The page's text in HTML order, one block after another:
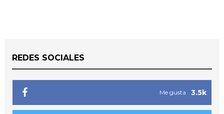
REDES SOCIALES
3.5k
Me gusta